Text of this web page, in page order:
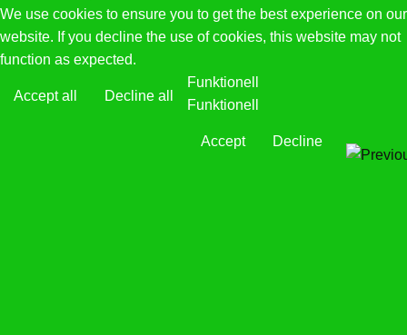
We use cookies to ensure you to get the best experience on our
website. If you decline the use of cookies, this website may not
function as expected.
Accept all Decline all
Funktionell
Funktionell
Accept Decline